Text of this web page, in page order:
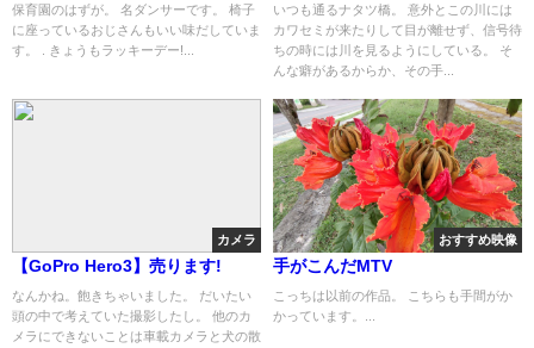
保育園のはずが。 名ダンサーです。 椅子
に座っているおじさんもいい味だしていま
す。 . きょうもラッキーデー!...
いつも通るナタツ橋。 意外とこの川には
カワセミが来たりして目が離せず、信号待
ちの時には川を見るようにしている。 そ
んな癖があるからか、その手...
カメラ
【GoPro Hero3】売ります!
なんかね。飽きちゃいました。 だいたい
頭の中で考えていた撮影したし。 他のカ
メラにできないことは車載カメラと犬の散
おすすめ映像
手がこんだMTV
こっちは以前の作品。 こちらも手間がか
かっています。...